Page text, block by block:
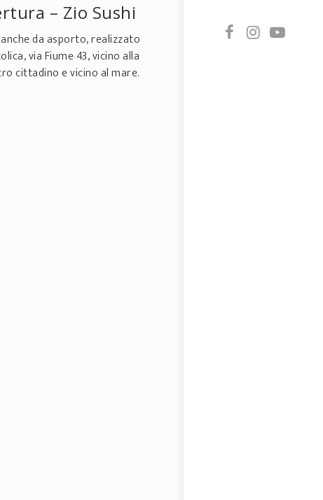
– Zio Sushi
da asporto, realizzato
via Fiume 43, vicino alla
cittadino e vicino al mare.
FACEBOOK